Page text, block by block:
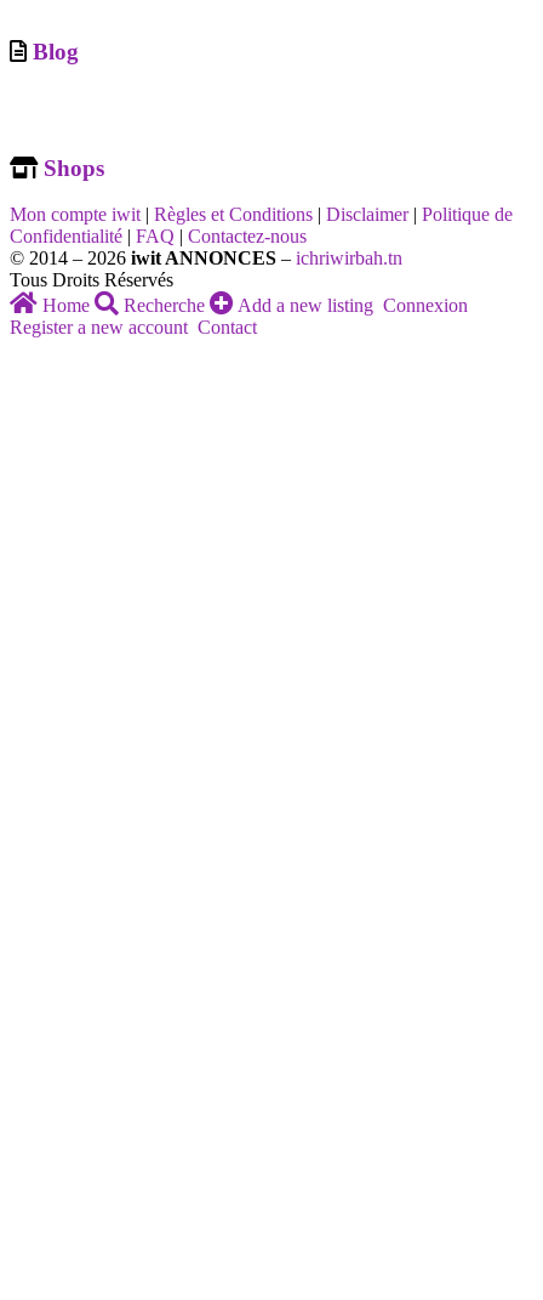
Blog
Shops
Mon compte iwit | Règles et Conditions | Disclaimer | Politique de
Confidentialité | FAQ | Contactez-nous
© 2014 – 2026 iwit ANNONCES – ichriwirbah.tn
Tous Droits Réservés
Home
Recherche Add a new listing Connexion
Register a new account Contact